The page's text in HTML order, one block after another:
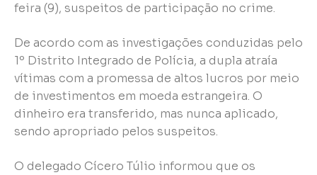
feira (9), suspeitos de participação no crime.
De acordo com as investigações conduzidas pelo
1º Distrito Integrado de Polícia, a dupla atraía
vítimas com a promessa de altos lucros por meio
de investimentos em moeda estrangeira. O
dinheiro era transferido, mas nunca aplicado,
sendo apropriado pelos suspeitos.
O delegado Cícero Túlio informou que os